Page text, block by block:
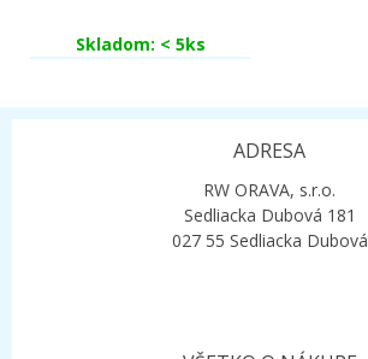
Skladom: < 5ks
ADRESA
RW ORAVA, s.r.o.
Sedliacka Dubová 181
027 55 Sedliacka Dubová